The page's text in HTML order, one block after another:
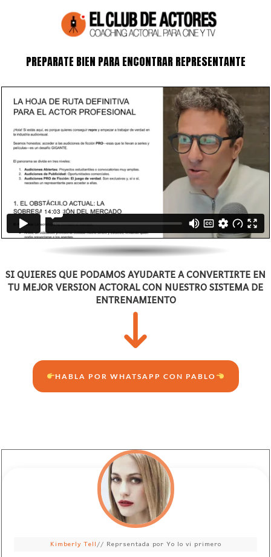
PREPARATE BIEN PARA ENCONTRAR REPRESENTANTE
SI QUIERES QUE PODAMOS AYUDARTE A CONVERTIRTE EN
TU MEJOR VERSION ACTORAL CON NUESTRO SISTEMA DE
ENTRENAMIENTO
HABLA POR WHATSAPP CON PABLO
Kimberly Tell// Reprsentada por Yo lo vi primero